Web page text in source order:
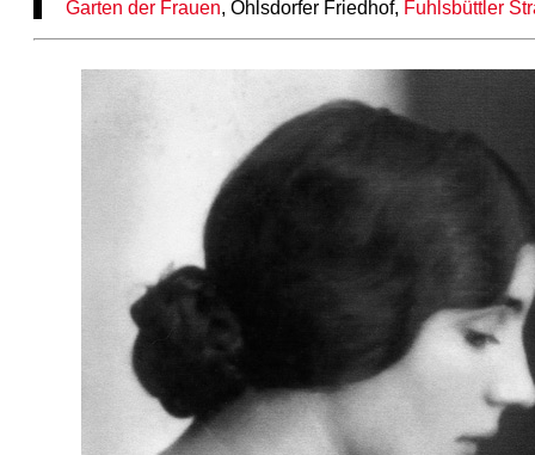
Garten der Frauen, Ohlsdorfer Friedhof, Fuhlsbüttler